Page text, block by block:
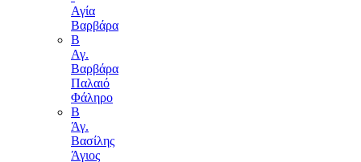
Αγία
Βαρβάρα
Β
Αγ.
Βαρβάρα
Παλαιό
Φάληρο
Β
Άγ.
Βασίλης
Άγιος